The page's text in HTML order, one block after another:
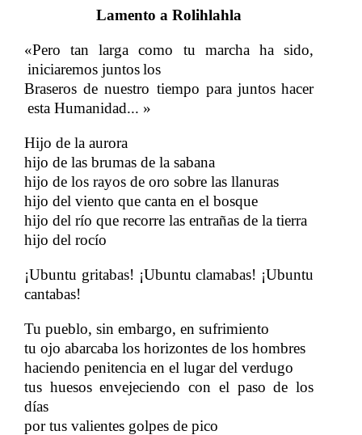
Lamento a Rolihlahla
«Pero tan larga como tu marcha ha sido,
iniciaremos juntoslos
Braseros de nuestro tiempo para​​ juntos​​hacer​​
esta Humanidad... »
Hijo de la aurora
hijo de las brumas de la sabana
hijo de los rayos de oro sobre las llanuras
hijo del viento que canta en el bosque
hijo del río que recorre las entrañas de la tierra
hijo del rocío
¡Ubuntu gritabas! ¡Ubuntu clamabas! ¡Ubuntu
cantabas!
Tu pueblo, sin embargo, en sufrimiento
tu ojo abarcaba los horizontes de los hombres
haciendo penitencia en el lugar del verdugo
tus huesos envejeciendo con el paso de los
días
por tus valientes golpes de pico